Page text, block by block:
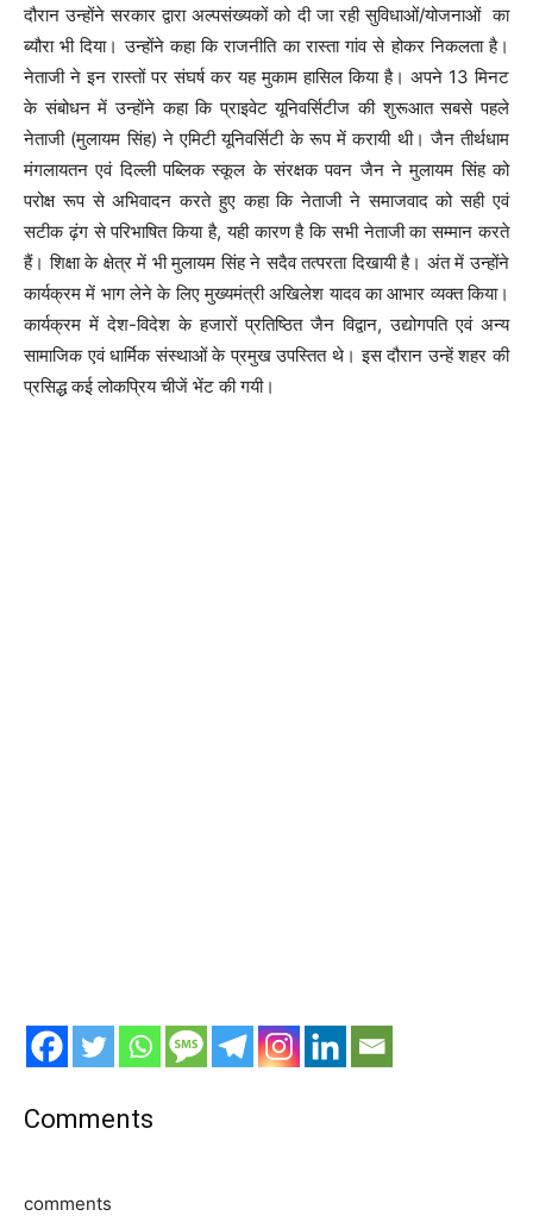
दौरान उन्होंने सरकार द्वारा अल्पसंख्यकों को दी जा रही सुविधाओं/योजनाओं का
ब्यौरा भी दिया। उन्होंने कहा कि राजनीति का रास्ता गांव से होकर निकलता है।
नेताजी ने इन रास्तों पर संघर्ष कर यह मुकाम हासिल किया है। अपने 13 मिनट
के संबोधन में उन्होंने कहा कि प्राइवेट यूनिवर्सिटीज की शुरूआत सबसे पहले
नेताजी (मुलायम सिंह) ने एमिटी यूनिवर्सिटी के रूप में करायी थी। जैन तीर्थधाम
मंगलायतन एवं दिल्ली पब्लिक स्कूल के संरक्षक पवन जैन ने मुलायम सिंह को
परोक्ष रूप से अभिवादन करते हुए कहा कि नेताजी ने समाजवाद को सही एवं
सटीक ढ़ंग से परिभाषित किया है, यही कारण है कि सभी नेताजी का सम्मान करते
हैं। शिक्षा के क्षेत्र में भी मुलायम सिंह ने सदैव तत्परता दिखायी है। अंत में उन्होंने
कार्यक्रम में भाग लेने के लिए मुख्यमंत्री अखिलेश यादव का आभार व्यक्त किया।
कार्यक्रम में देश-विदेश के हजारों प्रतिष्ठित जैन विद्वान, उद्योगपति एवं अन्य
सामाजिक एवं धार्मिक संस्थाओं के प्रमुख उपस्तित थे। इस दौरान उन्हें शहर की
प्रसिद्ध कई लोकप्रिय चीजें भेंट की गयी।
Comments
comments